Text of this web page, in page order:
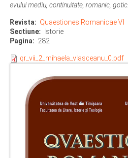
evului mediu, continuitate, romanic, gotic.
Revista
Quaestiones Romanicae VI
Sectiune
Istorie
Pagina
282
qr_vii_2_mihaela_vlasceanu_0.pdf